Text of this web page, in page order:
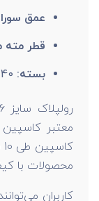
عمق
قطر مته
بسته:
معتبر
محصولات با